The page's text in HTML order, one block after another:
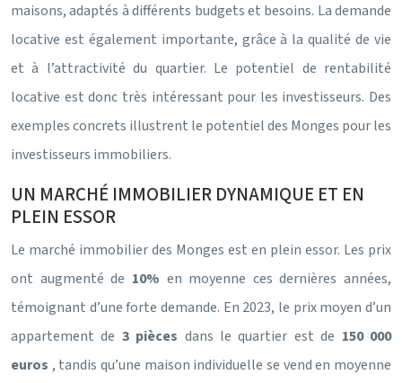
maisons, adaptés à différents budgets et besoins. La demande
locative est également importante, grâce à la qualité de vie
et à l’attractivité du quartier. Le potentiel de rentabilité
locative est donc très intéressant pour les investisseurs. Des
exemples concrets illustrent le potentiel des Monges pour les
investisseurs immobiliers.
UN MARCHÉ IMMOBILIER DYNAMIQUE ET EN
PLEIN ESSOR
Le marché immobilier des Monges est en plein essor. Les prix
ont augmenté de 10% en moyenne ces dernières années,
témoignant d’une forte demande. En 2023, le prix moyen d’un
appartement de 3 pièces dans le quartier est de 150 000
euros , tandis qu’une maison individuelle se vend en moyenne